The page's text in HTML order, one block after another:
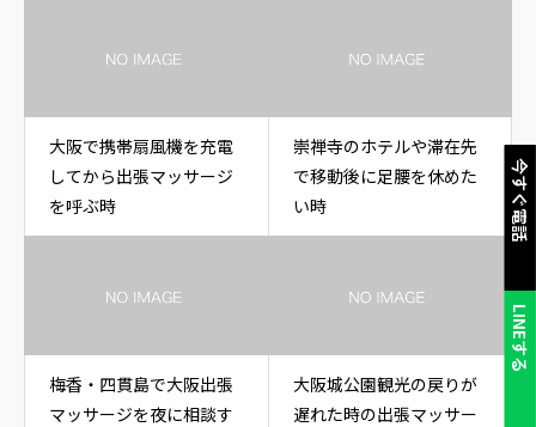
今すぐ電話
LINEする
大阪で携帯扇風機を充電
してから出張マッサージ
を呼ぶ時
崇禅寺のホテルや滞在先
で移動後に足腰を休めた
い時
梅香・四貫島で大阪出張
マッサージを夜に相談す
大阪城公園観光の戻りが
遅れた時の出張マッサー